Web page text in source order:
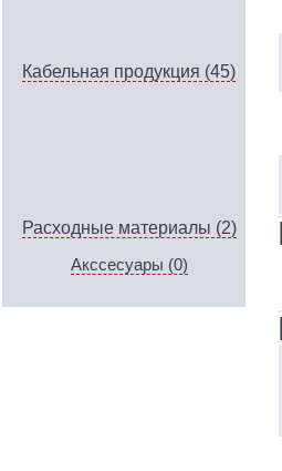
Кабельная продукция (45)
Расходные материалы (2)
Акссесуары (0)